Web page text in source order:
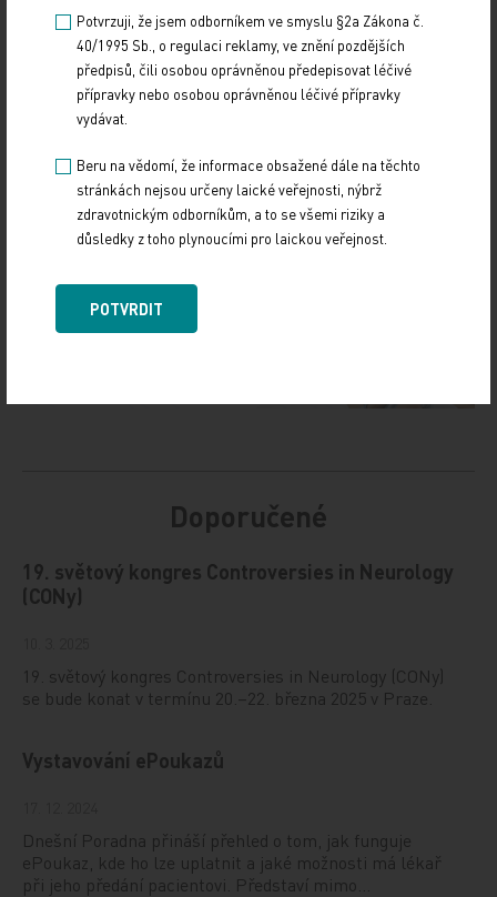
Zdroj: ČTK
FINANCE
Sdílejte článek
Doporučené
19. světový kongres Controversies in Neurology
(CONy)
19. světový kongres Controversies in Neurology (CONy)
se bude konat v termínu 20.–22. března 2025 v Praze.
Vystavování ePoukazů
Dnešní Poradna přináší přehled o tom, jak funguje
ePoukaz, kde ho lze uplatnit a jaké možnosti má lékař
při jeho předání pacientovi. Představí mimo…
Potvrzuji, že jsem odborníkem ve smyslu §2a Zákona č.
40/1995 Sb., o regulaci reklamy, ve znění pozdějších
předpisů, čili osobou oprávněnou předepisovat léčivé
přípravky nebo osobou oprávněnou léčivé přípravky
vydávat.
Beru na vědomí, že informace obsažené dále na těchto
stránkách nejsou určeny laické veřejnosti, nýbrž
zdravotnickým odborníkům, a to se všemi riziky a
důsledky z toho plynoucími pro laickou veřejnost.
POTVRDIT